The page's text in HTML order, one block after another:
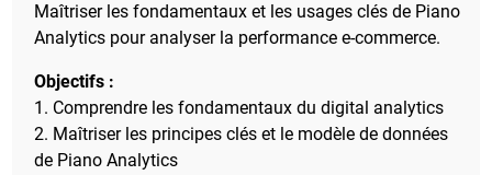
Maîtriser les fondamentaux et les usages clés de Piano
Analytics pour analyser la performance e-commerce.
Objectifs :
1. Comprendre les fondamentaux du digital analytics
2. Maîtriser les principes clés et le modèle de données
de Piano Analytics